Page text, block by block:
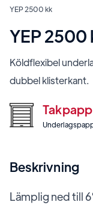
YEP 2500 kk
YEP 2500
Köldflexibel
dubbel klisterkant.
Takpapp
Beskrivning
Lämplig ned till